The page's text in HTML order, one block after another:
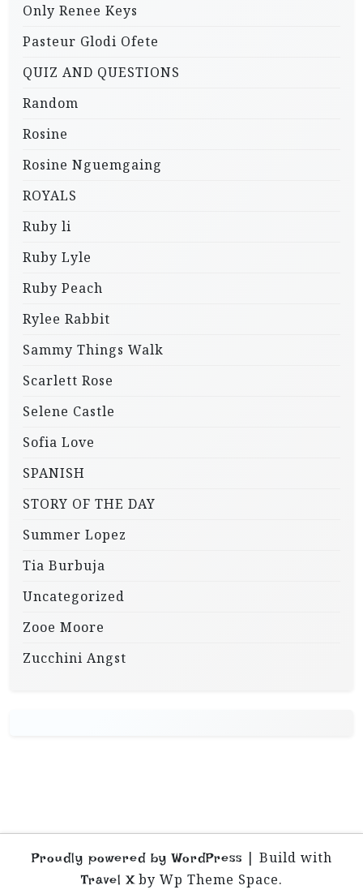
Only Renee Keys
Pasteur Glodi Ofete
QUIZ AND QUESTIONS
Random
Rosine
Rosine Nguemgaing
ROYALS
Ruby li
Ruby Lyle
Ruby Peach
Rylee Rabbit
Sammy Things Walk
Scarlett Rose
Selene Castle
Sofia Love
SPANISH
STORY OF THE DAY
Summer Lopez
Tia Burbuja
Uncategorized
Zooe Moore
Zucchini Angst
Proudly powered by WordPress | Build with
Travel Xby Wp Theme Space.